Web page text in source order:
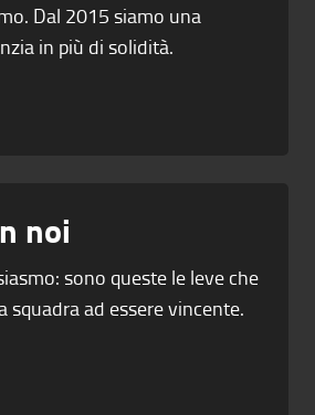
Dal 2015 siamo una
in più di solidità.
noi
sono queste le leve che
squadra ad essere vincente.